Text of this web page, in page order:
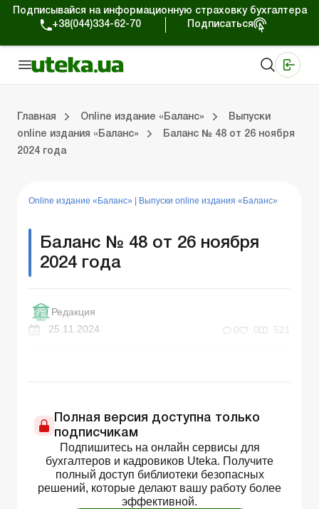
Подписывайся на информационную страховку бухгалтера
+38(044)334-62-70
Подписаться
Главная Online издание «Баланс»
Выпуски
online издания «Баланс»
Баланс № 48 от 26 ноября
2024 года
Online издание «Баланс» Выпуски online издания «Баланс»
Баланс № 48 от 26 ноября
2024 года
Редакция
25.11.2024
0 0 521
Полная версия доступна только
подписчикам
Подпишитесь на онлайн сервисы для
бухгалтеров и кадровиков Uteka. Получите
полный доступ библиотеки безопасных
решений, которые делают вашу работу более
эффективной.